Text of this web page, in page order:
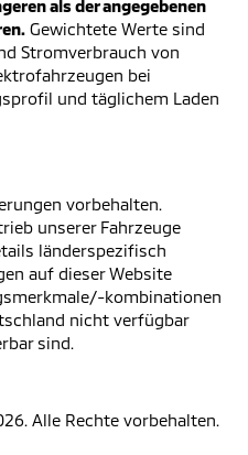
als der angegebenen
Gewichtete Werte sind
Stromverbrauch von
bei
und täglichem Laden
vorbehalten.
unserer Fahrzeuge
länderspezifisch
auf dieser Website
kombinationen
nicht verfügbar
sind.
Alle Rechte vorbehalten.